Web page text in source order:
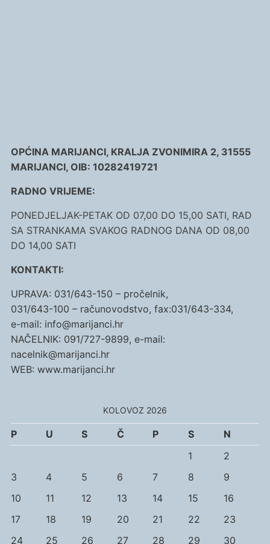
OPĆINA MARIJANCI, KRALJA ZVONIMIRA 2, 31555
MARIJANCI, OIB: 10282419721
RADNO VRIJEME:
PONEDJELJAK-PETAK OD 07,00 DO 15,00 SATI, RAD
SA STRANKAMA SVAKOG RADNOG DANA OD 08,00
DO 14,00 SATI
KONTAKTI:
UPRAVA: 031/643-150 – pročelnik,
031/643-100 – računovodstvo, fax:031/643-334,
e-mail: info@marijanci.hr
NAČELNIK: 091/727-9899, e-mail:
nacelnik@marijanci.hr
WEB: www.marijanci.hr
KOLOVOZ 2026
P U S Č P S
N
1
2
3
4 5 6 7 8
9
10
11 12 13 14 15
16
17
18 19 20 21 22
23
24
25 26 27 28 29 30